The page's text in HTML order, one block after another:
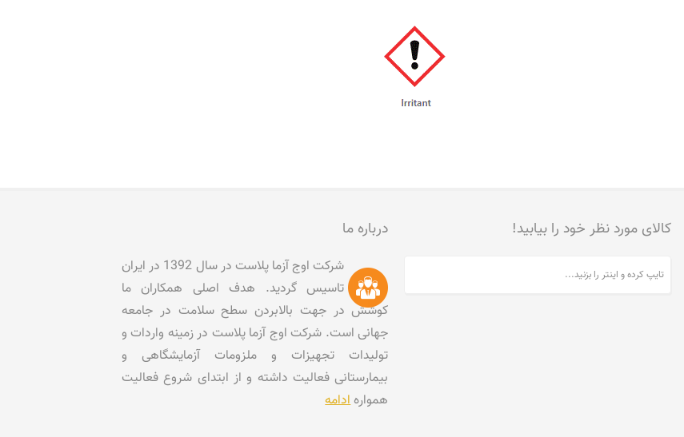
کالای مورد نظر خود را بیابید! درباره ما
شرکت اوج آزما پلاست در سال 1392 در ایران
تاسیس گردید. هدف اصلی همکاران ما
کوشش در جهت بالابردن سطح سلامت در جامعه
جهانی است. شرکت اوج آزما پلاست در زمینه واردات و
تولیدات تجهیزات و ملزومات آزمایشگاهی و
بیمارستانی فعالیت داشته و از ابتدای شروع فعالیت
هموارهادامه